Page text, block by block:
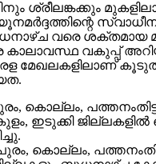
ശ്രീലങ്കക്കും
വരെ ശക്തമായ
കാലാവസ്ഥ വകുപ്പ്
മേഖലകളിലാണ്
കൊല്ലം,
ഇടുക്കി
കൊല്ലം,